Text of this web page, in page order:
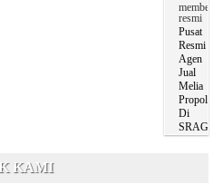
member
resmi
Pusat
Resmi
Agen
Jual
Melia
Propolis
Di
SRAGEN
KAMI